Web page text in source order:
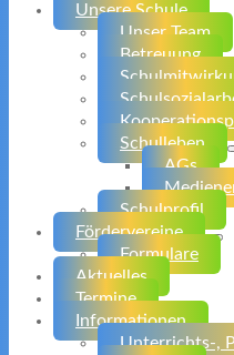
Unsere Schule
Unser Team
Betreuung
Schulleben
AGs
Schulprofil
Fördervereine
Formulare
Aktuelles
Termine
Informationen
Unterrichts-,